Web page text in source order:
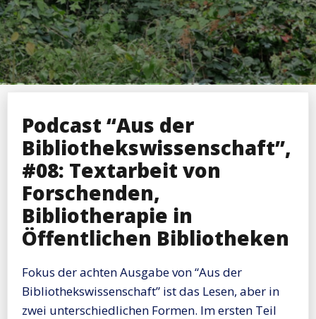
Podcast “Aus der
Bibliothekswissenschaft”,
#08: Textarbeit von
Forschenden,
Bibliotherapie in
Öffentlichen Bibliotheken
Fokus der achten Ausgabe von “Aus der
Bibliothekswissenschaft” ist das Lesen, aber in
zwei unterschiedlichen Formen. Im ersten Teil